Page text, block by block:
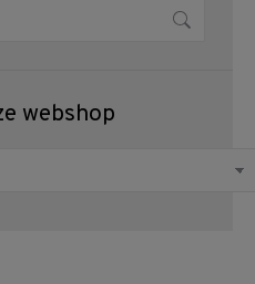
webshop